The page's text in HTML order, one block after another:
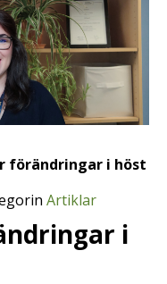
förändringar i höst
Artiklar
i